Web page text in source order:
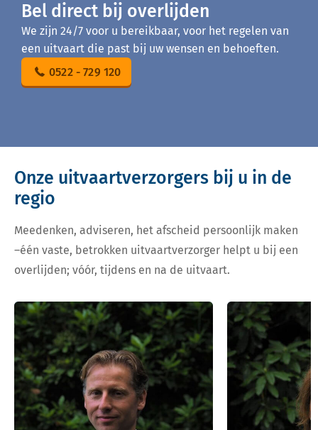
Bel direct bij overlijden
We zijn 24/7 voor u bereikbaar, voor het regelen van
een uitvaart die past bij uw wensen en behoeften.
0522 - 729 120
Onze uitvaartverzorgers bij u in de
regio
Meedenken, adviseren, het afscheid persoonlijk maken
–één vaste, betrokken uitvaartverzorger helpt u bij een
overlijden; vóór, tijdens en na de uitvaart.